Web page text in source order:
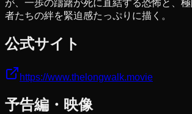
が、一歩の躊躇が死に直結する恐怖と、
者たちの絆を緊迫感たっぷりに描く。
公式サイト
https://www.thelongwalk.movie
予告編・映像